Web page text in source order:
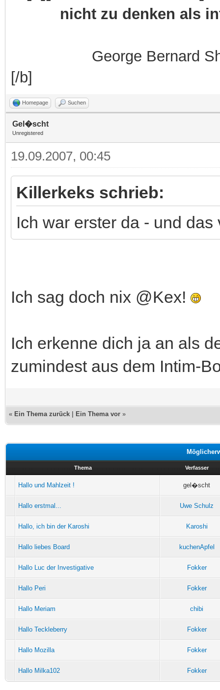
nicht zu denken als
George Bernard
[/b]
Homepage Suchen
Gel�scht
Unregistered
19.09.2007, 00:45
Killerkeks schrieb:
Ich war erster da - und
Ich sag doch nix @Kex!
Ich erkenne dich ja an als
zumindest aus dem Intim-
« Ein Thema zurück Ein Thema vor »
Thema Verfasser
Hallo und Mahlzeit ! gel�scht
Hallo erstmal... Uwe Schulz
Hallo, ich bin der Karoshi Karoshi
Hallo liebes Board kuchenApfel
Hallo Luc der Investigative Fokker
Hallo Peri Fokker
Hallo Meriam chibi
Hallo Teckleberry Fokker
Hallo Mozilla Fokker
Hallo Milka102 Fokker